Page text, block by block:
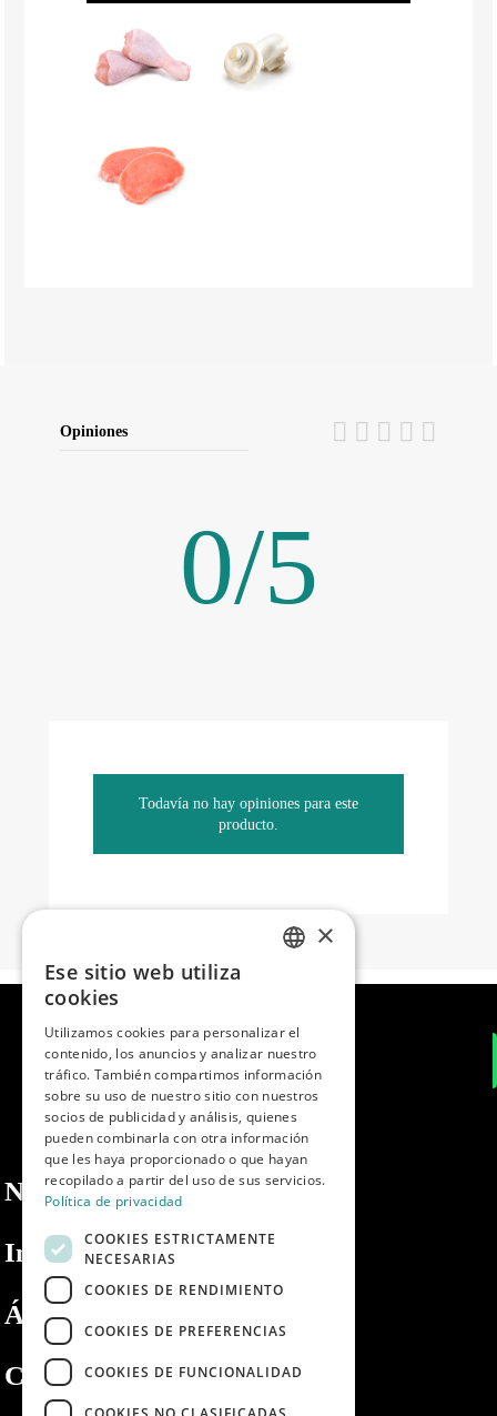
Opiniones
0/5
Todavía no hay opiniones para este
producto.
Nosotros
Información
Área privada
Contacto
PORTUGUESE
×
Ese sitio web utiliza
cookies
Utilizamos cookies para personalizar el
contenido, los anuncios y analizar nuestro
tráfico. También compartimos información
sobre su uso de nuestro sitio con nuestros
socios de publicidad y análisis, quienes
pueden combinarla con otra información
que les haya proporcionado o que hayan
recopilado a partir del uso de sus servicios.
Política de privacidad
COOKIES ESTRICTAMENTE
NECESARIAS
COOKIES DE RENDIMIENTO
COOKIES DE PREFERENCIAS
COOKIES DE FUNCIONALIDAD